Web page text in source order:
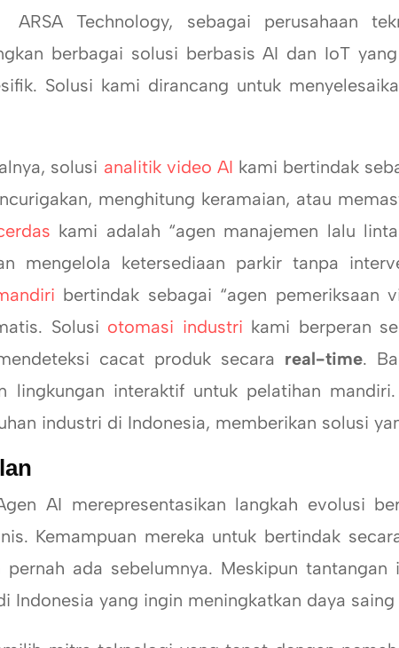
Technology, sebagai perusahaan
berbagai solusi berbasis AI dan IoT
Solusi kami dirancang untuk
solusi analitik video AI kami bertindak
menghitung keramaian, atau
kami adalah “agen manajemen lalu
mengelola ketersediaan parkir tanpa
bertindak sebagai “agen pemeriksaan
Solusi otomasi industri kami berperan
cacat produk secara real-time.
lingkungan interaktif untuk pelatihan
industri di Indonesia, memberikan solusi
merepresentasikan langkah evolusi
Kemampuan mereka untuk bertindak
pernah ada sebelumnya. Meskipun
Indonesia yang ingin meningkatkan daya